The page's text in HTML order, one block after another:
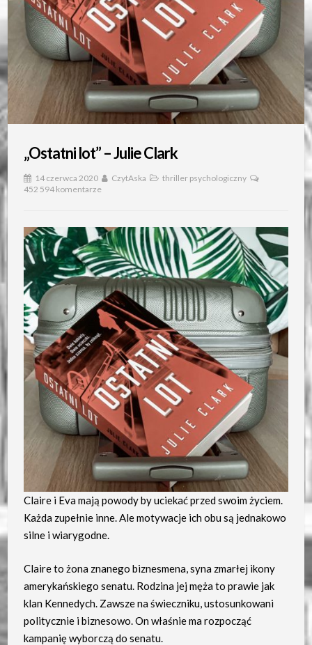
„Ostatni lot” – Julie Clark
14 czerwca 2020 CzytAska
thriller psychologiczny
452 594 komentarze
Claire i Eva mają powody by uciekać przed swoim życiem.
Każda zupełnie inne. Ale motywacje ich obu są jednakowo
silne i wiarygodne.
Claire to żona znanego biznesmena, syna zmarłej ikony
amerykańskiego senatu. Rodzina jej męża to prawie jak
klan Kennedych. Zawsze na świeczniku, ustosunkowani
politycznie i biznesowo. On właśnie ma rozpocząć
kampanię wyborczą do senatu.